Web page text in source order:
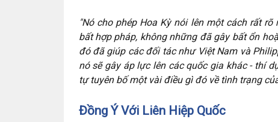
"Nó cho phép Hoa Kỳ nói lên một cách rất
bất hợp pháp, không những đã gây bất ổn
đó đã giúp các đối tác như Việt Nam và
nó sẽ gây áp lực lên các quốc gia khác - thí
tự tuyên bố một vài điều gì đó về tình trạng
Đồng Ý Với Liên Hiệp Quốc